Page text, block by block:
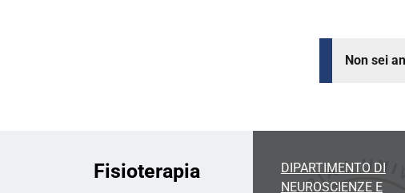
Non sei
Fisioterapia
DIPARTIMENTO DI
NEUROSCIENZE E